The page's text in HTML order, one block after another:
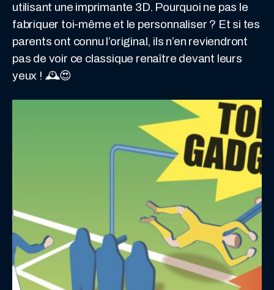
utilisant une imprimante 3D. Pourquoi ne pas le
fabriquer toi-même et le personnaliser ? Et si tes
parents ont connu l’original, ils n’en reviendront
pas de voir ce classique renaître devant leurs
yeux ! 🕰️😍